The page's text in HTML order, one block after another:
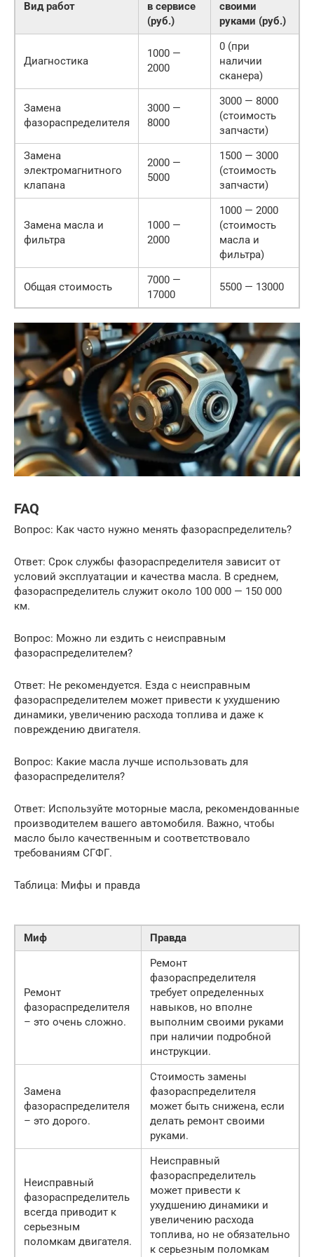
Вид работ
в сервисе
(руб.)
своими
руками (руб.)
Диагностика
1000 —
2000
0 (при
наличии
сканера)
Замена
фазораспределителя
3000 —
8000
3000 — 8000
(стоимость
запчасти)
Замена
электромагнитного
клапана
2000 —
5000
1500 — 3000
(стоимость
запчасти)
Замена масла и
фильтра
1000 —
2000
1000 — 2000
(стоимость
масла и
фильтра)
Общая стоимость
7000 —
17000
5500 — 13000
FAQ
Вопрос: Как часто нужно менять фазораспределитель?
Ответ: Срок службы фазораспределителя зависит от
условий эксплуатации и качества масла. В среднем,
фазораспределитель служит около 100 000 — 150 000
км.
Вопрос: Можно ли ездить с неисправным
фазораспределителем?
Ответ: Не рекомендуется. Езда с неисправным
фазораспределителем может привести к ухудшению
динамики, увеличению расхода топлива и даже к
повреждению двигателя.
Вопрос: Какие масла лучше использовать для
фазораспределителя?
Ответ: Используйте моторные масла, рекомендованные
производителем вашего автомобиля. Важно, чтобы
масло было качественным и соответствовало
требованиям СГФГ.
Таблица: Мифы и правда
Миф Правда
Ремонт
фазораспределителя
– это очень сложно.
Ремонт
фазораспределителя
требует определенных
навыков, но вполне
выполним своими руками
при наличии подробной
инструкции.
Замена
фазораспределителя
– это дорого.
Стоимость замены
фазораспределителя
может быть снижена, если
делать ремонт своими
руками.
Неисправный
фазораспределитель
всегда приводит к
серьезным
поломкам двигателя.
Неисправный
фазораспределитель
может привести к
ухудшению динамики и
увеличению расхода
топлива, но не обязательно
к серьезным поломкам